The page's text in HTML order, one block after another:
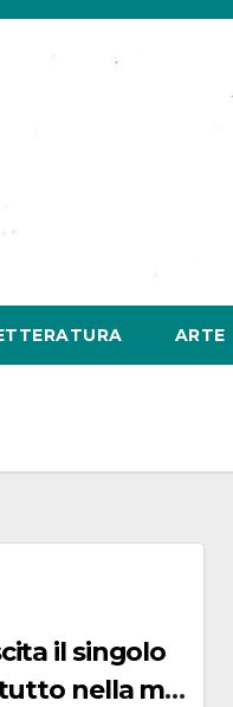
ARTE
il singolo
tutto nella mia